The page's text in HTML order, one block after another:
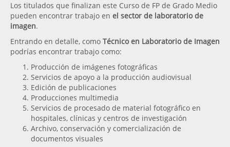
Los titulados que finalizan este Curso de FP de Grado Medio
pueden encontrar trabajo en el sector de laboratorio de
imagen.
Entrando en detalle, como Técnico en Laboratorio de Imagen
podrías encontrar trabajo como:
Producción de imágenes fotográficas
Servicios de apoyo a la producción audiovisual
Edición de publicaciones
Producciones multimedia
Servicios de procesado de material fotográfico en
hospitales, clínicas y centros de investigación
Archivo, conservación y comercialización de
documentos visuales